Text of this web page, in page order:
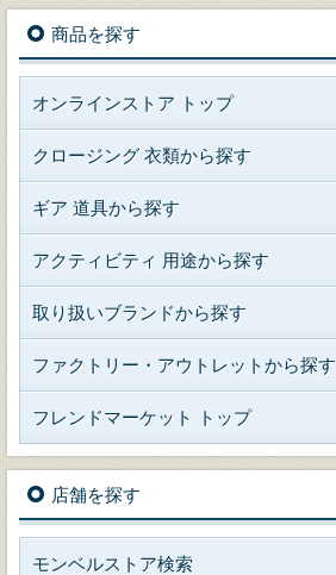
商品を探す
オンラインストア トップ
クロージング 衣類から探す
ギア 道具から探す
アクティビティ 用途から探す
取り扱いブランドから探す
ファクトリー・アウトレットから探す
フレンドマーケット トップ
店舗を探す
モンベルストア検索